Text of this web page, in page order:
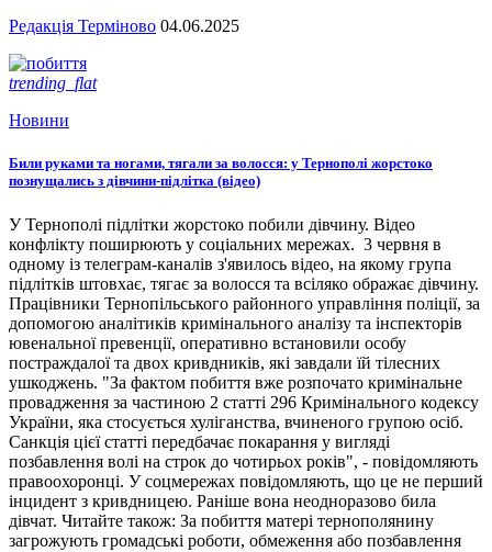
Редакція Терміново 04.06.2025
trending_flat
Новини
Били руками та ногами, тягали за волосся: у Тернополі жорстоко
познущались з дівчини-підлітка (відео)
У Тернополі підлітки жорстоко побили дівчину. Відео
конфлікту поширюють у соціальних мережах. 3 червня в
одному із телеграм-каналів з'явилось відео, на якому група
підлітків штовхає, тягає за волосся та всіляко ображає дівчину.
Працівники Тернопільського районного управління поліції, за
допомогою аналітиків кримінального аналізу та інспекторів
ювенальної превенції, оперативно встановили особу
постраждалої та двох кривдників, які завдали їй тілесних
ушкоджень. "За фактом побиття вже розпочато кримінальне
провадження за частиною 2 статті 296 Кримінального кодексу
України, яка стосується хуліганства, вчиненого групою осіб.
Санкція цієї статті передбачає покарання у вигляді
позбавлення волі на строк до чотирьох років", - повідомляють
правоохоронці. У соцмережах повідомляють, що це не перший
інцидент з кривдницею. Раніше вона неодноразово била
дівчат. Читайте також: За побиття матері тернополянину
загрожують громадські роботи, обмеження або позбавлення